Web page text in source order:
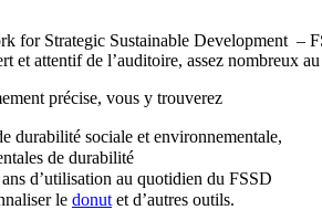
for Strategic Sustainable Development –
et attentif de l’auditoire, assez nombreux
précise, vous y trouverez
durabilité sociale et environnementale,
de durabilité
ans d’utilisation au quotidien du FSSD
le donut et d’autres outils.